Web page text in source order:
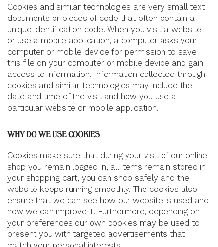
Cookies and similar technologies are very small text
documents or pieces of code that often contain a
unique identification code. When you visit a website
or use a mobile application, a computer asks your
computer or mobile device for permission to save
this file on your computer or mobile device and gain
access to information. Information collected through
cookies and similar technologies may include the
date and time of the visit and how you use a
particular website or mobile application.
WHY DO WE USE COOKIES
Cookies make sure that during your visit of our online
shop you remain logged in, all items remain stored in
your shopping cart, you can shop safely and the
website keeps running smoothly. The cookies also
ensure that we can see how our website is used and
how we can improve it. Furthermore, depending on
your preferences our own cookies may be used to
present you with targeted advertisements that